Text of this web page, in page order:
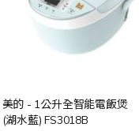
美的 - 1公升全智能電飯煲
(湖水藍) FS3018B